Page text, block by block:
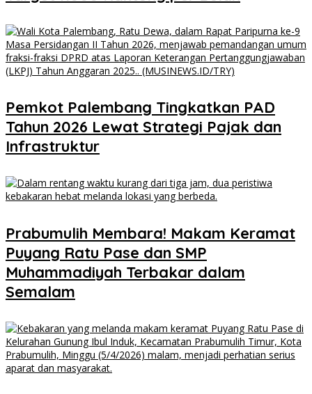
Pemkot Palembang Tingkatkan PAD
Tahun 2026 Lewat Strategi Pajak dan
Infrastruktur
Prabumulih Membara! Makam Keramat
Puyang Ratu Pase dan SMP
Muhammadiyah Terbakar dalam
Semalam